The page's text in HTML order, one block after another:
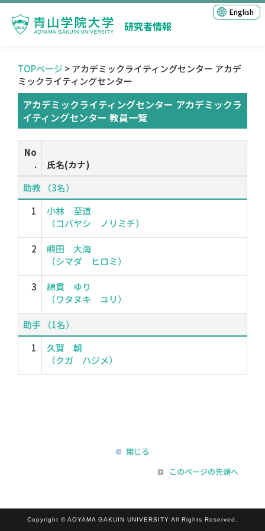
研究者情報
English
TOPページ > アカデミックライティングセンター アカデ
ミックライティングセンター
アカデミックライティングセンター アカデミックラ
イティングセンター 教員一覧
No
.
氏名(カナ)
助教 （3名）
1
小林 至道
（コバヤシ ノリミチ）
2
嶼田 大海
（シマダ ヒロミ）
3
綿貫 ゆり
（ワタヌキ ユリ）
助手 （1名）
1
久賀 朝
（クガ ハジメ）
閉じる
このページの先頭へ
Copyright © AOYAMA GAKUIN UNIVERSITY All Rights Reserved.